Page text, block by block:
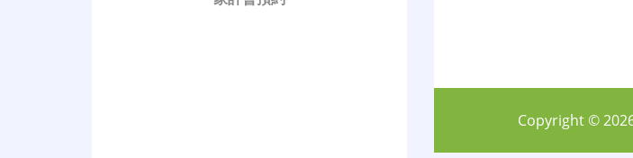
Copyright ©